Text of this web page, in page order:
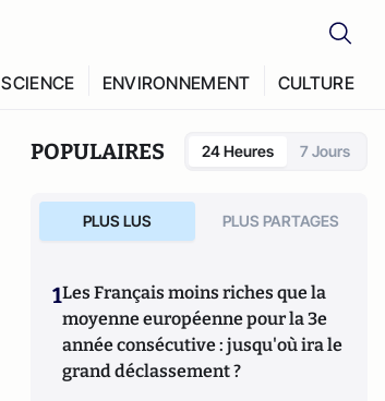
SCIENCE ENVIRONNEMENT CULTURE
POPULAIRES 24 Heures 7 Jours
PLUS LUS PLUS PARTAGES
1Les Français moins riches que la
moyenne européenne pour la 3e
année consécutive : jusqu'où ira le
grand déclassement ?